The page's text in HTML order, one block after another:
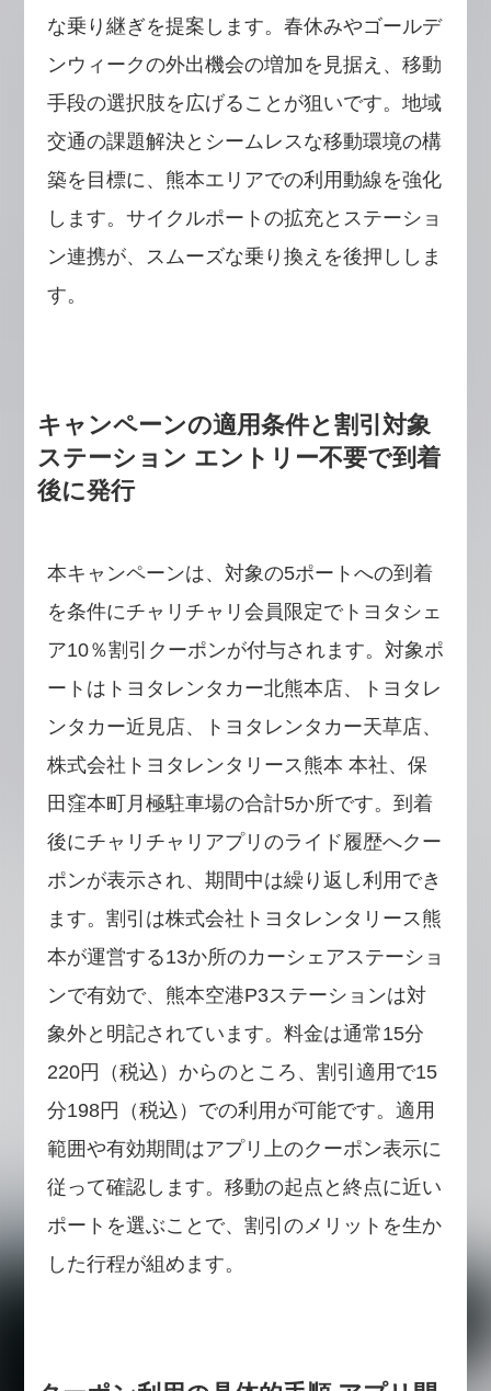
な乗り継ぎを提案します。春休みやゴールデ
ンウィークの外出機会の増加を見据え、移動
手段の選択肢を広げることが狙いです。地域
交通の課題解決とシームレスな移動環境の構
築を目標に、熊本エリアでの利用動線を強化
します。サイクルポートの拡充とステーショ
ン連携が、スムーズな乗り換えを後押ししま
す。
キャンペーンの適用条件と割引対象
ステーション エントリー不要で到着
後に発行
本キャンペーンは、対象の5ポートへの到着
を条件にチャリチャリ会員限定でトヨタシェ
ア10％割引クーポンが付与されます。対象ポ
ートはトヨタレンタカー北熊本店、トヨタレ
ンタカー近見店、トヨタレンタカー天草店、
株式会社トヨタレンタリース熊本 本社、保
田窪本町月極駐車場の合計5か所です。到着
後にチャリチャリアプリのライド履歴へクー
ポンが表示され、期間中は繰り返し利用でき
ます。割引は株式会社トヨタレンタリース熊
本が運営する13か所のカーシェアステーショ
ンで有効で、熊本空港P3ステーションは対
象外と明記されています。料金は通常15分
220円（税込）からのところ、割引適用で15
分198円（税込）での利用が可能です。適用
範囲や有効期間はアプリ上のクーポン表示に
従って確認します。移動の起点と終点に近い
ポートを選ぶことで、割引のメリットを生か
した行程が組めます。